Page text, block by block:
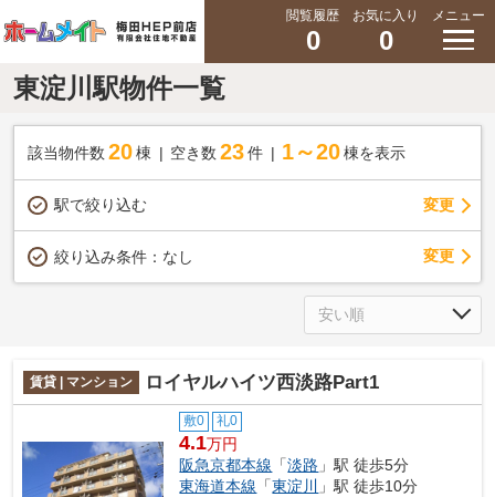
閲覧履歴
0
お気に入り
0
メニュー
東淀川駅物件一覧
該当物件数 20棟 空き数 23 件 1～20 棟を表示
駅で絞り込む 変更
絞り込み条件： なし 変更
賃貸 | マンション ロイヤルハイツ西淡路Part1
敷0 礼0
4.1万円
阪急京都本線 「淡路 」駅 徒歩5分
東海道本線 「東淀川
」駅 徒歩10分